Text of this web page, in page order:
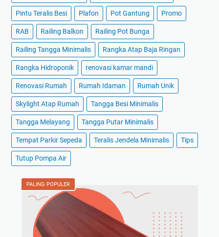
Pintu Teralis Besi Plafon Pot Gantung Promo
RAB Railing Balkon Railing Pot Bunga
Railing Tangga Minimalis Rangka Atap Baja Ringan
Rangka Hidroponik renovasi kamar mandi
Renovasi Rumah Rumah Idaman Rumah Unik
Skylight Atap Rumah Tangga Besi Minimalis
Tangga Melayang Tangga Putar Minimalis
Tempat Parkir Sepeda Teralis Jendela Minimalis Tips
Tutup Pompa Air
PALING POPULER